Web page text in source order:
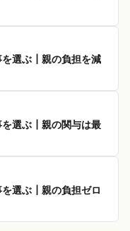
を選ぶ┃親の負担を減
を選ぶ┃親の関与は最
を選ぶ┃親の負担ゼロ